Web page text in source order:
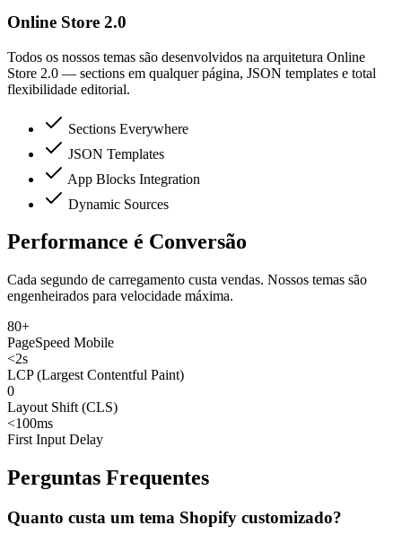
Online Store 2.0
Todos os nossos temas são desenvolvidos na arquitetura Online
Store 2.0 — sections em qualquer página, JSON templates e total
flexibilidade editorial.
Sections Everywhere
JSON Templates
App Blocks Integration
Dynamic Sources
Performance é Conversão
Cada segundo de carregamento custa vendas. Nossos temas são
engenheirados para velocidade máxima.
80+
PageSpeed Mobile
<2s
LCP (Largest Contentful Paint)
0
Layout Shift (CLS)
<100ms
First Input Delay
Perguntas Frequentes
Quanto custa um tema Shopify customizado?